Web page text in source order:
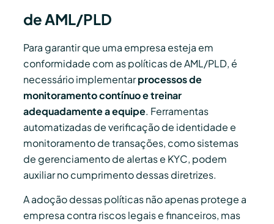
de AML/PLD
Para garantir que uma empresa esteja em
conformidade com as políticas de AML/PLD, é
necessário implementarprocessos de
monitoramento contínuo e treinar
adequadamente a equipe. Ferramentas
automatizadas de verificação de identidade e
monitoramento de transações, como sistemas
de gerenciamento de alertas e KYC, podem
auxiliar no cumprimento dessas diretrizes.
A adoção dessas políticas não apenas protege a
empresa contra riscos legais e financeiros, mas